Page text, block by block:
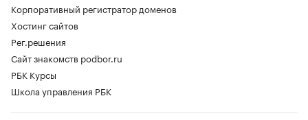
Корпоративный регистратор доменов
Хостинг сайтов
Рег.решения
Сайт знакомств podbor.ru
РБК Курсы
Школа управления РБК